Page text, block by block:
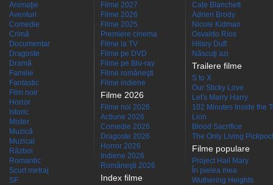
Animaţie
Aventuri
Comedie
Crimă
Documentar
Dragoste
Dramă
Familie
Fantastic
Film noir
Horror
Istoric
Mister
Muzică
Muzical
Război
Romantic
Scurt metraj
SF
Filme 2027
Filme 2026
Filme 2025
Premiere cinema
Filme la TV
Filme pe DVD
Filme pe Blu-ray
Filme româneşti
Filme indiene
Filme 2026
Filme noi 2026
Actiune 2026
Comedie 2026
Dragoste 2026
Horror 2026
Indiene 2026
Româneşti 2026
Index filme
Cate Blanchett
Adrien Brody
Nicole Kidman
Osvaldo Ríos
Hilary Duff
Născuţi azi
Trailere filme
S to X
Our Sticky Love
Let's Marry Harry
102 Minutes Inside the
Lion
Blood Sacrifice
The Only Living
Filme populare
Project Hail Mary
În pielea mea
Wuthering Heights